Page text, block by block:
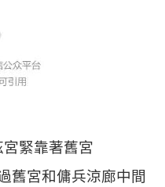
緊靠著舊宮
舊宮和傭兵涼廊中間